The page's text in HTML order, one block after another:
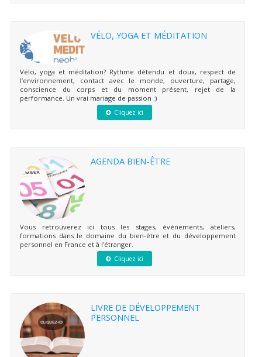
VÉLO, YOGA ET MÉDITATION
Vélo, yoga et méditation? Rythme détendu et doux, respect de
l’environnement, contact avec le monde, ouverture, partage,
conscience du corps et du moment présent, rejet de la
performance. Un vrai mariage de passion :)
Cliquez ici
AGENDA BIEN-ÊTRE
Vous retrouverez ici tous les stages, événements, ateliers,
formations dans le domaine du bien-être et du développement
personnel en France et à l'étranger.
Cliquez ici
LIVRE DE DÉVELOPPEMENT
PERSONNEL